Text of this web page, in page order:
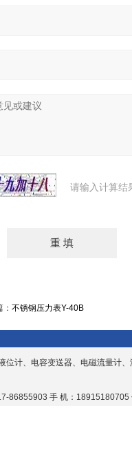
请输入计算结
不锈钢压力表Y-40B
计、电容变送器、电磁流量计
86855903 手 机：